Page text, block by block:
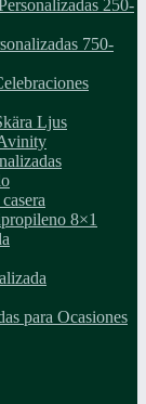
250-
750-
Ljus
8×1
para Ocasiones